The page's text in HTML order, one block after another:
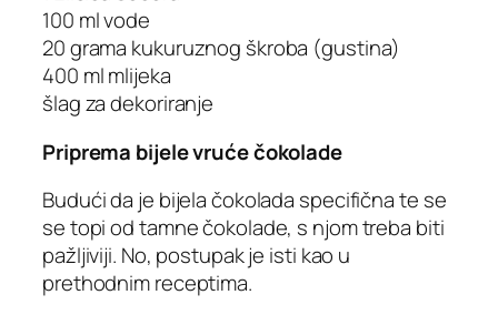
100 ml vode
20 grama kukuruznog škroba (gustina)
400 ml mlijeka
šlag za dekoriranje
Priprema bijele vruće čokolade
Budući da je bijela čokolada specifična te se
se topi od tamne čokolade, s njom treba biti
pažljiviji. No, postupak je isti kao u
prethodnim receptima.